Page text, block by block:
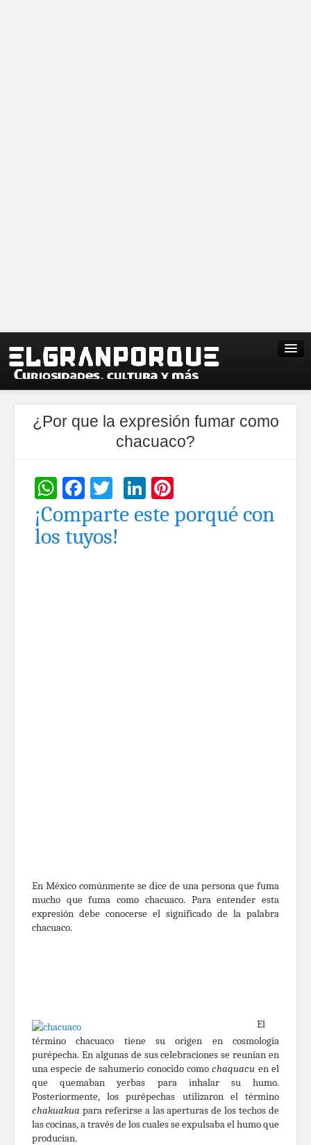
¿Por que la expresión fumar como
chacuaco?
WhatsApp
Facebook
TwitterLinkedIn
¡Comparte este porqué con
los tuyos!
En México comúnmente se dice de una persona que fuma
mucho que fuma como chacuaco. Para entender esta
expresión debe conocerse el significado de la palabra
chacuaco.
El
término chacuaco tiene su origen en cosmología
purépecha. En algunas de sus celebraciones se reunían en
una especie de sahumerio conocido comochaquacu en el
que quemaban yerbas para inhalar su humo.
Posteriormente, los purépechas utilizaron el término
chakuakua para referirse a las aperturas de los techos de
las cocinas, a través de los cuales se expulsaba el humo que
producían.